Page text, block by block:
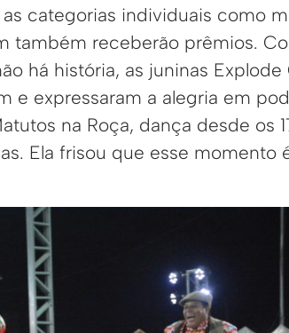
categorias individuais como
também receberão prêmios.
há história, as juninas Explode
e expressaram a alegria em
na Roça, dança desde os
Ela frisou que esse momento